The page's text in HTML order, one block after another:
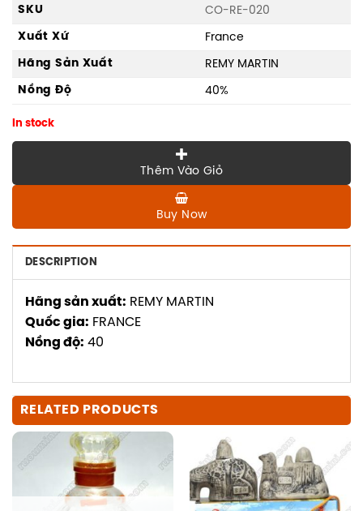
SKU
CO-RE-020
Xuất Xứ
France
Hãng Sản Xuất
REMY MARTIN
Nồng Độ
40%
In stock
Thêm Vào Giỏ
Buy Now
DESCRIPTION
Hãng sản xuất: REMY MARTIN
Quốc gia: FRANCE
Nồng độ: 40
RELATED PRODUCTS